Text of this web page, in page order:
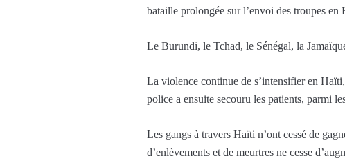
bataille prolongée sur l’envoi des troupes en
Le Burundi, le Tchad, le Sénégal, la
La violence continue de s’intensifier en
police a ensuite secouru les patients, parmi
Les gangs à travers Haïti n’ont cessé de
d’enlèvements et de meurtres ne cesse